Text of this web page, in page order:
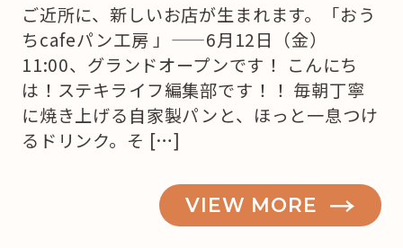
ご近所に、新しいお店が生まれます。「おう
ちcafeパン工房 」——6月12日（金）
11:00、グランドオープンです！ こんにち
は！ステキライフ編集部です！！ 毎朝丁寧
に焼き上げる自家製パンと、ほっと一息つけ
るドリンク。そ […]
VIEW MORE